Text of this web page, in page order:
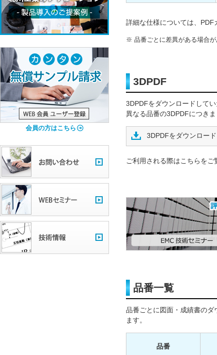
詳細な仕様については、
品番ごとに差異がある場合
3DPDF
3DPDFをダウンロードして
異なる品番の3DPDFにつき
3DPDFをダウンロード
ご利用される際はこちらをご
品番一覧
品番ごとに図面・成績書のダ
ます。
品番
会員の方はこちら